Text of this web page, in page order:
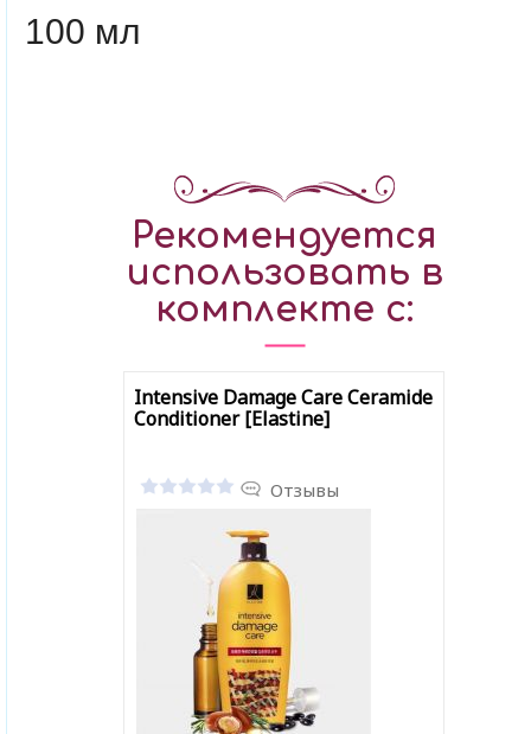
100 мл
Рекомендуется
использовать в
комплекте с:
Intensive Damage Care Ceramide
Conditioner [Elastine]
Отзывы